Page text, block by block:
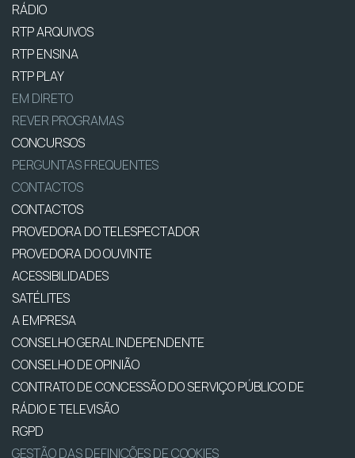
RÁDIO
RTP ARQUIVOS
RTP ENSINA
RTP PLAY
EM DIRETO
REVER PROGRAMAS
CONCURSOS
PERGUNTAS FREQUENTES
CONTACTOS
CONTACTOS
PROVEDORA DO TELESPECTADOR
PROVEDORA DO OUVINTE
ACESSIBILIDADES
SATÉLITES
A EMPRESA
CONSELHO GERAL INDEPENDENTE
CONSELHO DE OPINIÃO
CONTRATO DE CONCESSÃO DO SERVIÇO PÚBLICO DE
RÁDIO E TELEVISÃO
RGPD
GESTÃO DAS DEFINIÇÕES DE COOKIES